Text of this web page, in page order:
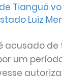
Tianguá
Luiz
acusado
um